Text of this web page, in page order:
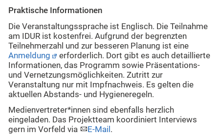
Praktische Informationen
Die Veranstaltungssprache ist Englisch. Die Teilnahme
am IDUR ist kostenfrei. Aufgrund der begrenzten
Teilnehmerzahl und zur besseren Planung ist eine
Anmeldung
erforderlich. Dort gibt es auch detaillierte
Informationen, das Programm sowie Präsentations-
und Vernetzungsmöglichkeiten. Zutritt zur
Veranstaltung nur mit Impfnachweis. Es gelten die
aktuellen Abstands- und Hygieneregeln.
Medienvertreter*innen sind ebenfalls herzlich
eingeladen. Das Projektteam koordiniert Interviews
gern im Vorfeld via
E-Mail .